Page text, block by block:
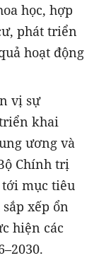
học, hợp
phát triển
hoạt động
vị sự
khai
ương và
Chính trị
mục tiêu
xếp ổn
hiện các
.